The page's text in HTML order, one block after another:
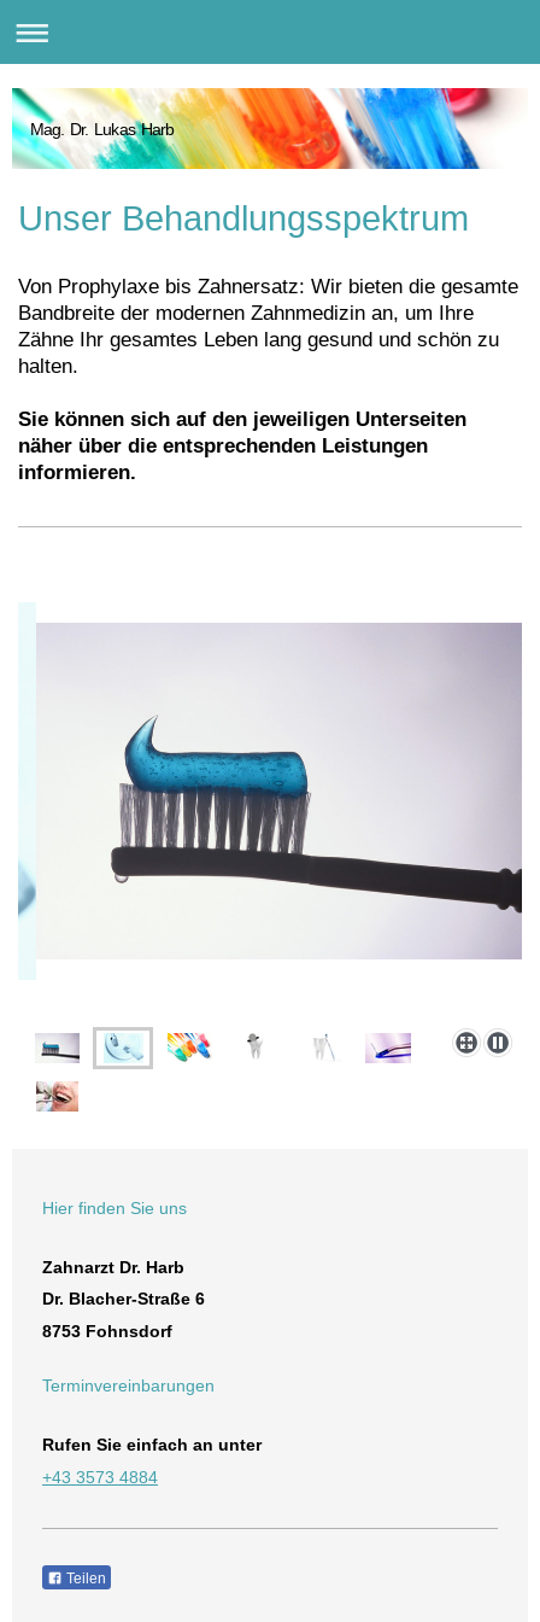
Mag. Dr. Lukas Harb
Unser Behandlungsspektrum
Von Prophylaxe bis Zahnersatz: Wir bieten die gesamte
Bandbreite der modernen Zahnmedizin an, um Ihre
Zähne Ihr gesamtes Leben lang gesund und schön zu
halten.
Sie können sich auf den jeweiligen Unterseiten
näher über die entsprechenden Leistungen
informieren.
Hier finden Sie uns
Zahnarzt Dr. Harb
Dr. Blacher-Straße 6
8753 Fohnsdorf
Terminvereinbarungen
Rufen Sie einfach an unter
+43 3573 4884
Teilen